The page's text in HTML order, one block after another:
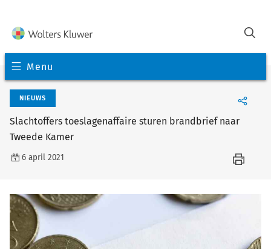
Menu
NIEUWS
Slachtoffers toeslagenaffaire sturen brandbrief naar
Tweede Kamer
6 april 2021